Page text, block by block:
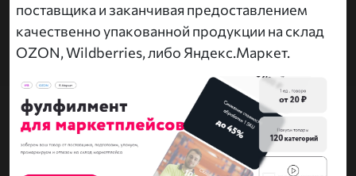
поставщика и заканчивая предоставлением
качественно упакованной продукции на склад
OZON, Wildberries, либо Яндекс.Маркет.